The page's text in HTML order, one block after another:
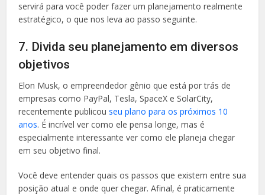
servirá para você poder fazer um planejamento realmente
estratégico, o que nos leva ao passo seguinte.
7. Divida seu planejamento em diversos
objetivos
Elon Musk, o empreendedor gênio que está por trás de
empresas como PayPal, Tesla, SpaceX e SolarCity,
recentemente publicouseu plano para os próximos 10
anos. É incrível ver como ele pensa longe, mas é
especialmente interessante ver como ele planeja chegar
em seu objetivo final.
Você deve entender quais os passos que existem entre sua
posição atual e onde quer chegar. Afinal, é praticamente